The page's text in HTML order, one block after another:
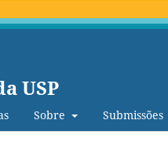
USP
Sobre Submissões